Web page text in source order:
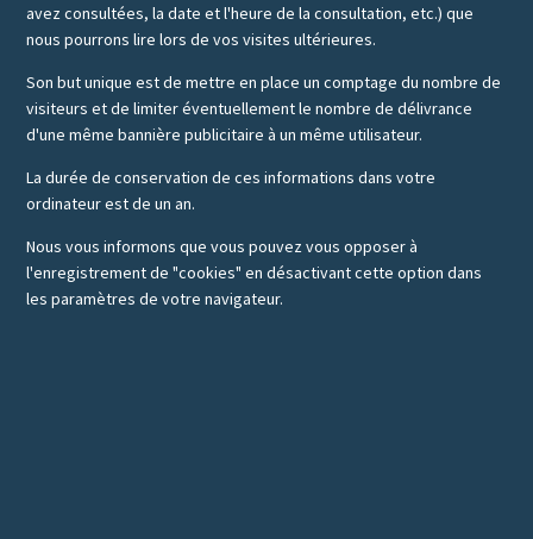
avez consultées, la date et l'heure de la consultation, etc.) que
nous pourrons lire lors de vos visites ultérieures.
Son but unique est de mettre en place un comptage du nombre de
visiteurs et de limiter éventuellement le nombre de délivrance
d'une même bannière publicitaire à un même utilisateur.
La durée de conservation de ces informations dans votre
ordinateur est de un an.
Nous vous informons que vous pouvez vous opposer à
l'enregistrement de "cookies" en désactivant cette option dans
les paramètres de votre navigateur.